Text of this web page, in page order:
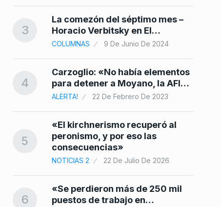
3
La comezón del séptimo mes –
Horacio Verbitsky en El…
COLUMNAS 9 De Junio De 2024
4
Carzoglio: «No había elementos
para detener a Moyano, la AFI…
ALERTA! 22 De Febrero De 2023
5
«El kirchnerismo recuperó al
peronismo, y por eso las
consecuencias»
NOTICIAS 2 22 De Julio De 2026
6
«Se perdieron más de 250 mil
puestos de trabajo en…